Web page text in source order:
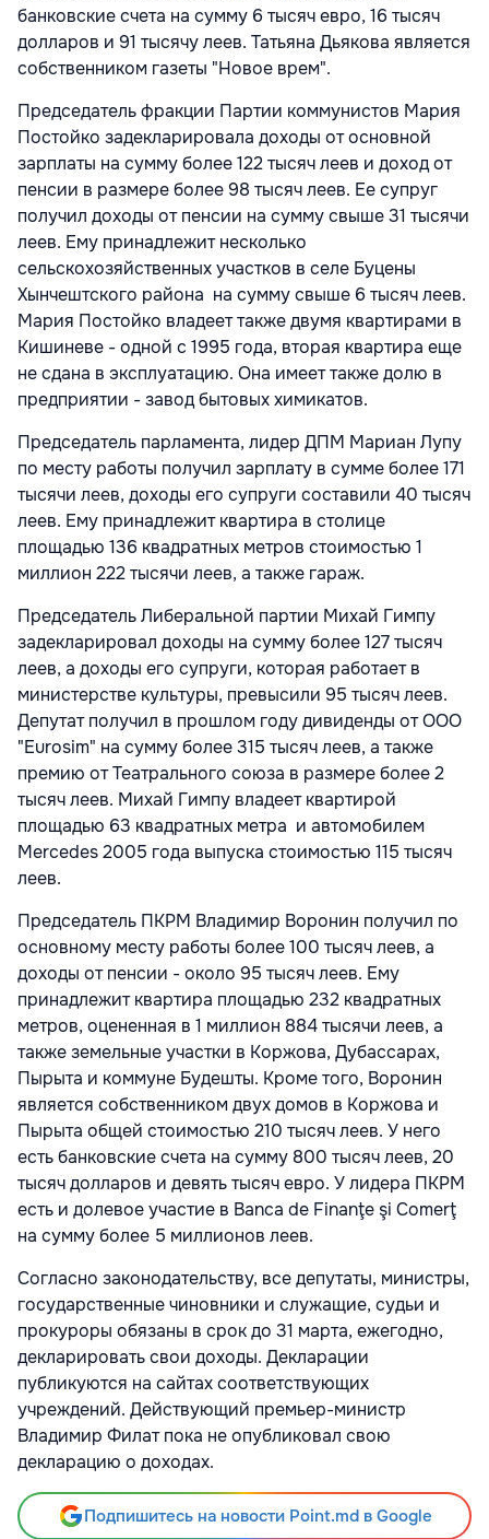
банковские счета на сумму 6 тысяч евро, 16 тысяч
долларов и 91 тысячу леев. Татьяна Дьякова является
собственником газеты "Новое врем".
Председатель фракции Партии коммунистов Мария
Постойко задекларировала доходы от основной
зарплаты на сумму более 122 тысяч леев и доход от
пенсии в размере более 98 тысяч леев. Ее супруг
получил доходы от пенсии на сумму свыше 31 тысячи
леев. Ему принадлежит несколько
сельскохозяйственных участков в селе Буцены
Хынчештского района на сумму свыше 6 тысяч леев.
Мария Постойко владеет также двумя квартирами в
Кишиневе - одной с 1995 года, вторая квартира еще
не сдана в эксплуатацию. Она имеет также долю в
предприятии - завод бытовых химикатов.
Председатель парламента, лидер ДПМ Мариан Лупу
по месту работы получил зарплату в сумме более 171
тысячи леев, доходы его супруги составили 40 тысяч
леев. Ему принадлежит квартира в столице
площадью 136 квадратных метров стоимостью 1
миллион 222 тысячи леев, а также гараж.
Председатель Либеральной партии Михай Гимпу
задекларировал доходы на сумму более 127 тысяч
леев, а доходы его супруги, которая работает в
министерстве культуры, превысили 95 тысяч леев.
Депутат получил в прошлом году дивиденды от ООО
"Eurosim" на сумму более 315 тысяч леев, а также
премию от Театрального союза в размере более 2
тысяч леев. Михай Гимпу владеет квартирой
площадью 63 квадратных метра и автомобилем
Mercedes 2005 года выпуска стоимостью 115 тысяч
леев.
Председатель ПКРМ Владимир Воронин получил по
основному месту работы более 100 тысяч леев, а
доходы от пенсии - около 95 тысяч леев. Ему
принадлежит квартира площадью 232 квадратных
метров, оцененная в 1 миллион 884 тысячи леев, а
также земельные участки в Коржова, Дубассарах,
Пырыта и коммуне Будешты. Кроме того, Воронин
является собственником двух домов в Коржова и
Пырыта общей стоимостью 210 тысяч леев. У него
есть банковские счета на сумму 800 тысяч леев, 20
тысяч долларов и девять тысяч евро. У лидера ПКРМ
есть и долевое участие в Banca de Finanţe şi Comerţ
на сумму более 5 миллионов леев.
Согласно законодательству, все депутаты, министры,
государственные чиновники и служащие, судьи и
прокуроры обязаны в срок до 31 марта, ежегодно,
декларировать свои доходы. Декларации
публикуются на сайтах соответствующих
учреждений. Действующий премьер-министр
Владимир Филат пока не опубликовал свою
декларацию о доходах.
Подпишитесь на новости Point.md в Google